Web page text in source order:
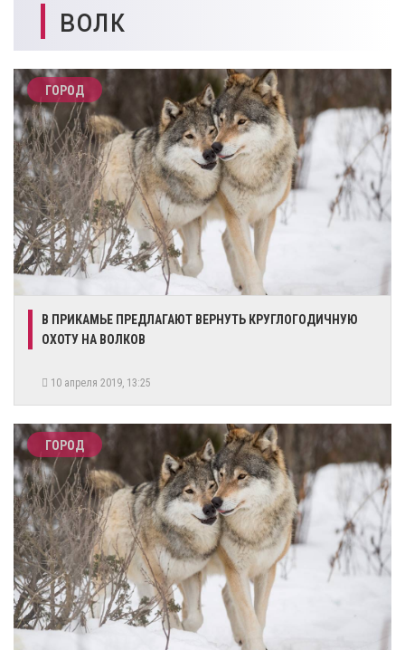
волк
ГОРОД
​В ПРИКАМЬЕ ПРЕДЛАГАЮТ ВЕРНУТЬ КРУГЛОГОДИЧНУЮ
ОХОТУ НА ВОЛКОВ
10 апреля 2019, 13:25
ГОРОД